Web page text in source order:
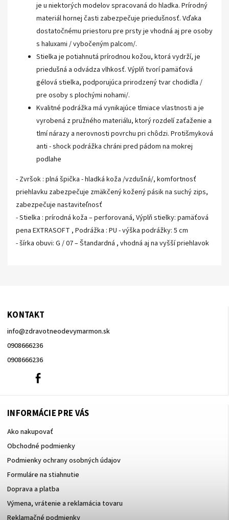
je u niektorých modelov spracovaná do hladka. Prírodný
materiál hornej časti zabezpečuje priedušnosť. Vďaka
dostatočnému priestoru pre prsty je vhodná aj pre osoby
s haluxami / vybočeným palcom/.
Stielka je potiahnutá prírodnou kožou, ktorá vydrží, je
priedušná a odvádza vlhkosť. Výplň tvorí pamäťová
gélová stielka, podporujúca prirodzený tvar chodidla /
pre osoby s plochými nohami/.
Kvalitné podrážka má vynikajúce tlmiace vlastnosti a je
vyrobená z pružného materiálu, ktorý rozdelí zaťaženie a
tlmí nárazy a nerovnosti povrchu pri chôdzi. Protišmyková
anti - shock podrážka chráni pred pádom na mokrej
podlahe
- Zvršok : plná špička - hladká koža /vzdušná/, komfortnosť
priehlavku zabezpečuje zmäkčený kožený pásik na suchý zips,
zabezpečuje nastaviteľnosť
- Stielka : prírodná koža – perforovaná, Výplň stielky: pamäťová
pena EXTRASOFT , Podrážka : PU - výška podrážky: 5 cm
- šírka obuvi: G / 07 – Štandardná , vhodná aj na vyšší priehlavok
KONTAKT
info@zdravotneodevymarmon.sk
0908666236
0908666236
0908666236
INFORMÁCIE PRE VÁS
Ako nakupovať
Obchodné podmienky
Podmienky ochrany osobných údajov
Formuláre na stiahnutie
Doprava a platba
Výmena, vrátenie a reklamácia tovaru
Reklamačné podmienky